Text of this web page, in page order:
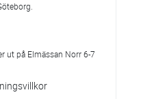
ut på Elmässan Norr 6-7